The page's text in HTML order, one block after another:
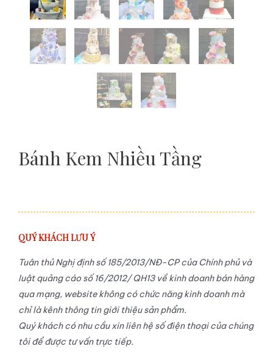
Bánh Kem Nhiều Tầng
QUÝ KHÁCH LƯU Ý
Tuân thủ Nghị định số 185/2013/NĐ-CP của Chính phủ và
luật quảng cáo số 16/2012/ QH13 về kinh doanh bán hàng
qua mạng, website không có chức năng kinh doanh mà
chỉ là kênh thông tin giới thiệu sản phẩm.
Quý khách có nhu cầu xin liên hệ số điện thoại của chúng
tôi để được tư vấn trực tiếp.